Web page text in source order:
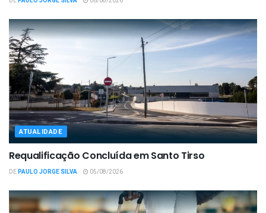
ATUALIDADE
Requalificação Concluída em Santo Tirso
DEPAULO JORGE SILVA 05/08/2026